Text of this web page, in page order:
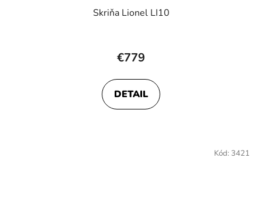
Skriňa Lionel LI10
€779
DETAIL
Kód: 3421